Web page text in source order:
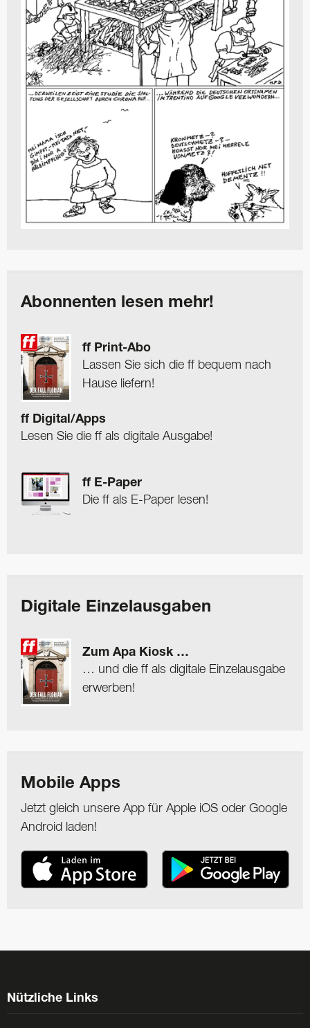
Abonnenten lesen mehr!
ff Print-Abo
Lassen Sie sich die ff bequem nach
Hause liefern!
ff Digital/Apps
Lesen Sie die ff als digitale Ausgabe!
ff E-Paper
Die ff als E-Paper lesen!
Digitale Einzelausgaben
Zum Apa Kiosk …
… und die ff als digitale Einzelausgabe
erwerben!
Mobile Apps
Jetzt gleich unsere App für Apple iOS oder Google
Android laden!
Nützliche Links